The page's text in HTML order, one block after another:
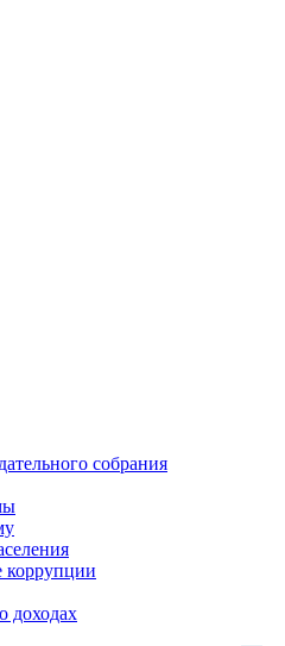
собрания
коррупции
доходах